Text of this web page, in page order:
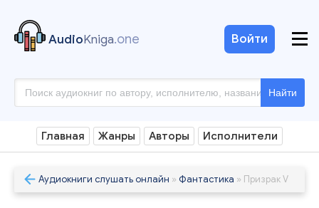
AudioKniga.one
Найти
Войти
Главная Жанры Авторы Исполнители
Аудиокниги слушать онлайн » Фантастика » Призрак V